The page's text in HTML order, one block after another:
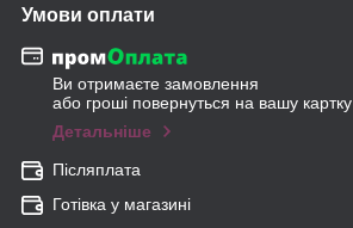
Умови оплати
Ви отримаєте замовлення
або гроші повернуться на вашу картку
Детальніше
Післяплата
Готівка у магазині